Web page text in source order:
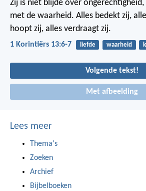
Zij is niet blijde over
met de waarheid. Alles bedekt zij,
hoopt zij, alles verdraagt zij.
1 Korintiërs 13:6-7 liefde waarheid
Volgende tekst!
Met afbeelding
Lees meer
Thema's
Zoeken
Archief
Bijbelboeken